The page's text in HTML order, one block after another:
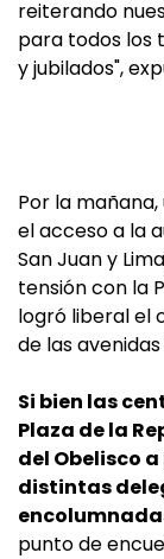
reiterando
para todos los
y jubilados",
Por la
el acceso a la
San Juan y
tensión con la
logró liberal el
de las avenidas
Si bien las
Plaza de la
del Obelisco
distintas
punto de